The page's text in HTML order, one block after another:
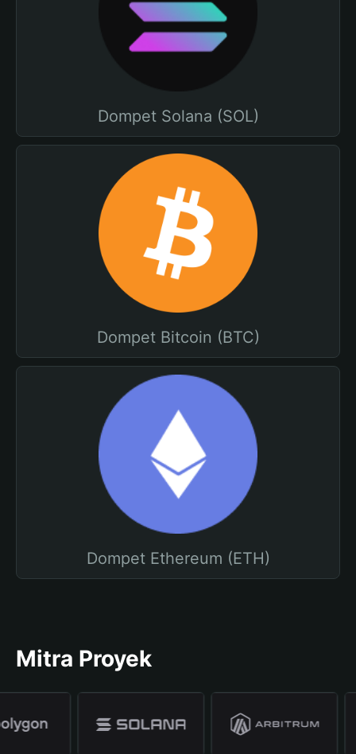
Dompet Solana (SOL)
Dompet Bitcoin (BTC)
Dompet Ethereum (ETH)
Mitra Proyek